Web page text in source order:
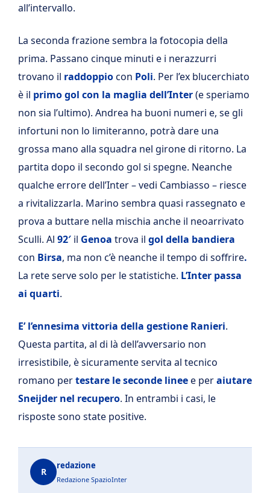
all’intervallo.
La seconda frazione sembra la fotocopia della
prima. Passano cinque minuti e i nerazzurri
trovano il raddoppiocon Poli. Per l’ex blucerchiato
è il primo gol con la maglia dell’Inter(e speriamo
non sia l’ultimo). Andrea ha buoni numeri e, se gli
infortuni non lo limiteranno, potrà dare una
grossa mano alla squadra nel girone di ritorno. La
partita dopo il secondo gol si spegne. Neanche
qualche errore dell’Inter – vedi Cambiasso – riesce
a rivitalizzarla. Marino sembra quasi rassegnato e
prova a buttare nella mischia anche il neoarrivato
Sculli. Al 92′ il Genoa trova il gol della bandiera
con Birsa, ma non c’è neanche il tempo di soffrire.
La rete serve solo per le statistiche. L’Inter passa
ai quarti.
E’ l’ennesima vittoria della gestione Ranieri.
Questa partita, al di là dell’avversario non
irresistibile, è sicuramente servita al tecnico
romano pertestare le seconde lineee peraiutare
Sneijder nel recupero. In entrambi i casi, le
risposte sono state positive.
R
redazione
Redazione SpazioInter